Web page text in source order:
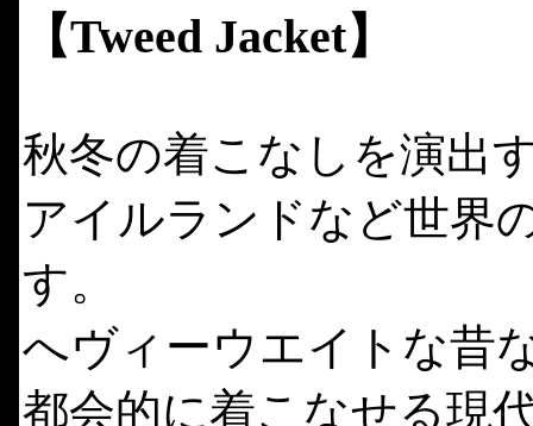
【Tweed Jacket】
秋冬の着こなしを演出
アイルランドなど世界
す。
へヴィーウエイトな昔
都会的に着こなせる現